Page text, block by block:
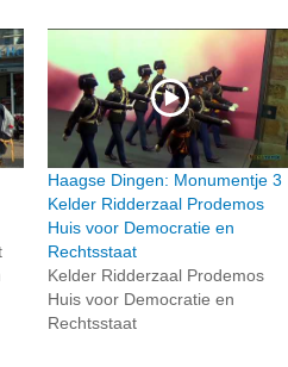
Haagse Dingen: Monumentje 3
Kelder Ridderzaal Prodemos
Huis voor Democratie en
Rechtsstaat
Kelder Ridderzaal Prodemos
Huis voor Democratie en
Rechtsstaat